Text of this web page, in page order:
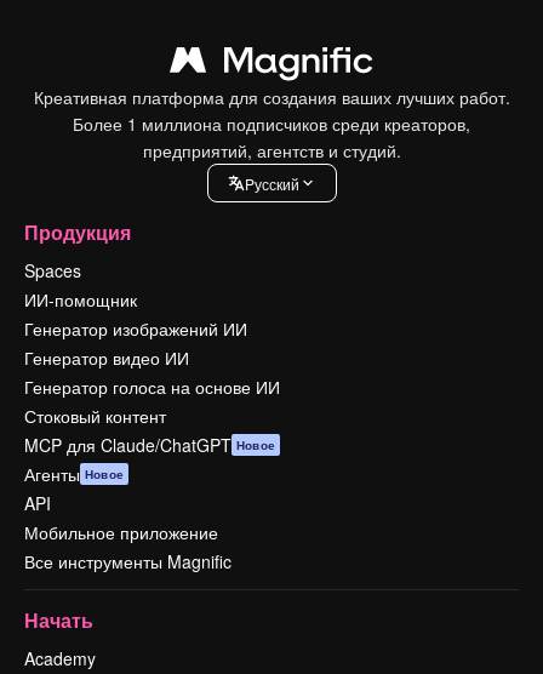
Креативная платформа для создания ваших лучших работ.
Более 1 миллиона подписчиков среди креаторов,
предприятий, агентств и студий.
Pусский
Продукция
Spaces
ИИ-помощник
Генератор изображений ИИ
Генератор видео ИИ
Генератор голоса на основе ИИ
Стоковый контент
MCP для Claude/ChatGPT Новое
Агенты Новое
API
Мобильное приложение
Все инструменты Magnific
Начать
Academy